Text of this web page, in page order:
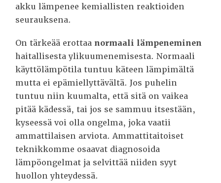
akku lämpenee kemiallisten reaktioiden
seurauksena.
On tärkeää erottaa normaali lämpeneminen
haitallisesta ylikuumenemisesta. Normaali
käyttölämpötila tuntuu käteen lämpimältä
mutta ei epämiellyttävältä. Jos puhelin
tuntuu niin kuumalta, että sitä on vaikea
pitää kädessä, tai jos se sammuu itsestään,
kyseessä voi olla ongelma, joka vaatii
ammattilaisen arviota. Ammattitaitoiset
teknikkomme osaavat diagnosoida
lämpöongelmat ja selvittää niiden syyt
huollon yhteydessä.